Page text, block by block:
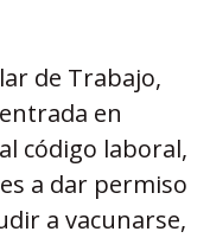
de Trabajo,
en
código laboral,
a dar permiso
a vacunarse,